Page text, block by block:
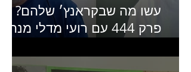
עשו מה שבקראנץ׳ שלהם?
פרק 444 עם רועי מדלי מנהל
האחרון של קראנץ׳